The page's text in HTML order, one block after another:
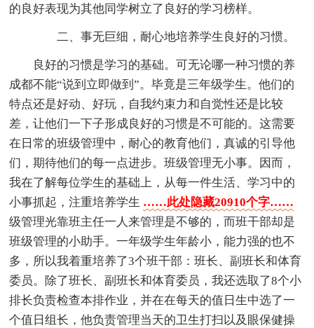
的良好表现为其他同学树立了良好的学习榜样。
二、事无巨细，耐心地培养学生良好的习惯。
良好的习惯是学习的基础。可无论哪一种习惯的养
成都不能“说到立即做到”。毕竟是三年级学生。他们的
特点还是好动、好玩，自我约束力和自觉性还是比较
差，让他们一下子形成良好的习惯是不可能的。这需要
在日常的班级管理中，耐心的教育他们，真诚的引导他
们，期待他们的每一点进步。班级管理无小事。因而，
我在了解每位学生的基础上，从每一件生活、学习中的
小事抓起，注重培养学生 ……此处隐藏20910个字……
级管理光靠班主任一人来管理是不够的，而班干部却是
班级管理的小助手。一年级学生年龄小，能力强的也不
多，所以我着重培养了3个班干部：班长、副班长和体育
委员。除了班长、副班长和体育委员，我还选取了8个小
排长负责检查本排作业，并在在每天的值日生中选了一
个值日组长，他负责管理当天的卫生打扫以及眼保健操